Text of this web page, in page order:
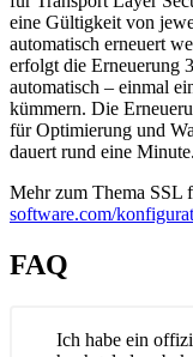
eine Gültigkeit von
automatisch erneuert
erfolgt die Erneuerung
automatisch – einmal
kümmern. Die
für Optimierung und
dauert rund eine Minute.
Mehr zum Thema SSL
software.com/
FAQ
Ich habe ein